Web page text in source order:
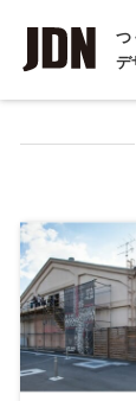
つ
デ
インタ
コラム